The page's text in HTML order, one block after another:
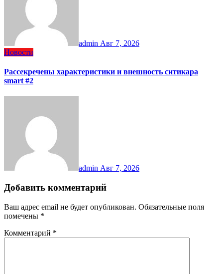
admin Авг 7, 2026
Новости
Рассекречены характеристики и внешность ситикара
smart #2
admin Авг 7, 2026
Добавить комментарий
Ваш адрес email не будет опубликован. Обязательные поля
помечены *
Комментарий *